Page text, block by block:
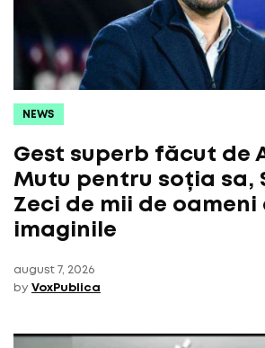
NEWS
Gest superb făcut de
Mutu pentru soția sa,
Zeci de mii de oameni
imaginile
august 7, 2026
by VoxPublica